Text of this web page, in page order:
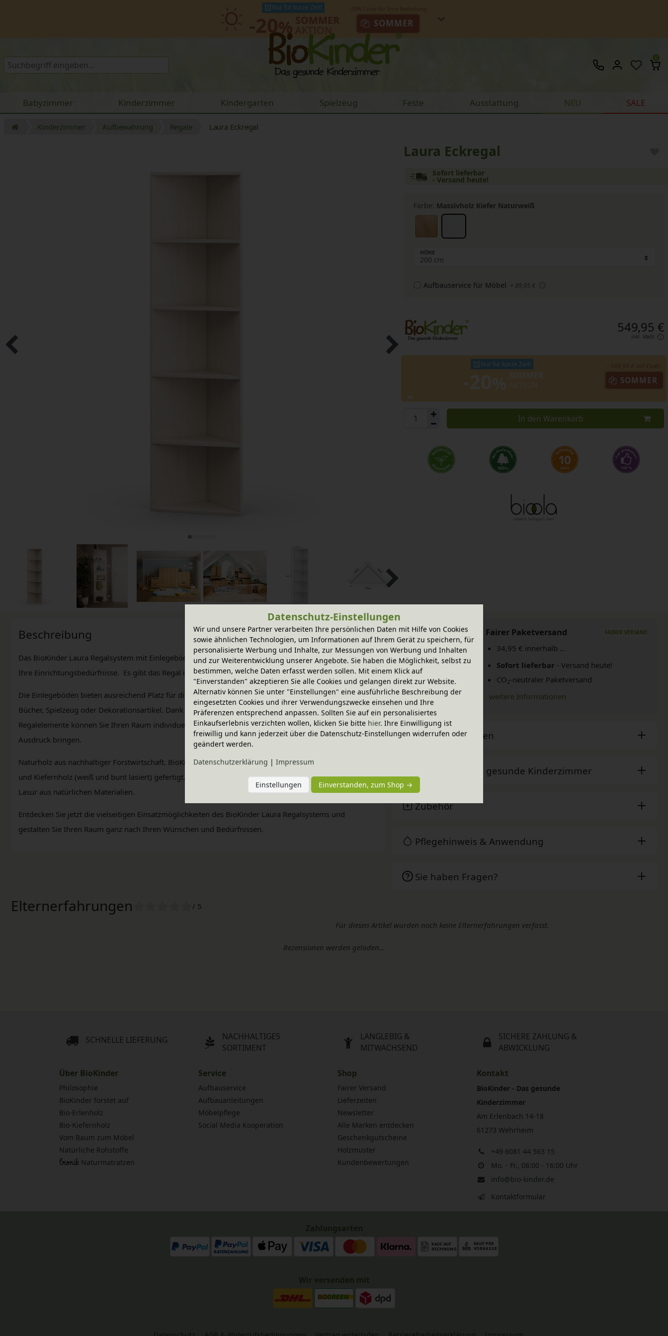
Nur für kurze Zeit!
-20% AKTION
SOMMER
0
Babyzimmer Kinderzimmer Kindergarten Spielzeug Feste Ausstattung NEU SALE
Kinderzimmer Aufbewahrung Regale Laura Eckregal
Laura Eckregal
Sofort lieferbar
- Versand heute!
Farbe: Massivholz Kiefer Naturweiß
HÖHE
Aufbauservice für Möbel + 89,95 €
549,95 €
inkl. MwSt.
Nur für kurze Zeit!
SOMMER
In den Warenkorb
Beschreibung
Das BioKinder Laura Regalsystem mit Einlegeböden bietet eine praktische und vielseitige Lösung für
Ihre Einrichtungsbedürfnisse. Es gibt das Regal in drei Höhen (120 cm, 160 cm und 200 cm).
Die Einlegeböden bieten ausreichend Platz für die Aufbewahrung verschiedener Gegenstände, sei es
Bücher, Spielzeug oder Dekorationsartikel. Dank der flexiblen Kombinationsmöglichkeiten der Laura
Regalelemente können Sie Ihren Raum individuell gestalten und Ihre persönlichen Vorlieben zum
Ausdruck bringen.
Naturholz aus nachhaltiger Forstwirtschaft. BioKinder Möbel werden aus massivem Erlenholz (natur)
und Kiefernholz (weiß und bunt lasiert) gefertigt. Veredelt mit bioola® nature Öl bzw. bioola® colour
Lasur aus natürlichen Materialien.
Entdecken Sie jetzt die vielseitigen Einsatzmöglichkeiten des BioKinder Laura Regalsystems und
gestalten Sie Ihren Raum ganz nach Ihren Wünschen und Bedürfnissen.
Fairer Paketversand
34,95 € innerhalb ...
Sofort lieferbar - Versand heute!
CO2-neutraler Paketversand
weitere Informationen
Technische Daten
BioKinder - Das gesunde Kinderzimmer
Zubehör
Pflegehinweis & Anwendung
Sie haben Fragen?
Elternerfahrungen
/ 5
Für diesen Artikel wurden noch keine Elternerfahrungen verfasst.
Rezensionen werden geladen...
SCHNELLE LIEFERUNG
NACHHALTIGES
SORTIMENT
LANGLEBIG &
MITWACHSEND
SICHERE ZAHLUNG &
ABWICKLUNG
Über BioKinder
Philosophie
BioKinder forstet auf
Bio-Erlenholz
Bio-Kiefernholz
Vom Baum zum Möbel
Natürliche Rohstoffe
bionik Naturmatratzen
Service
Aufbauservice
Aufbauanleitungen
Möbelpflege
Social Media Kooperation
Shop
Fairer Versand
Lieferzeiten
Newsletter
Alle Marken entdecken
Geschenkgutscheine
Holzmuster
Kundenbewertungen
Kontakt
BioKinder - Das gesunde
Kinderzimmer
Am Erlenbach 14-18
61273 Wehrheim
+49 6081 44 563 15
Mo. - Fr., 08:00 - 16:00 Uhr
info@bio-kinder.de
Kontaktformular
Zahlungsarten
Wir versenden mit
Datenschutz-Einstellungen
Wir und unsere Partner verarbeiten Ihre persönlichen Daten mit Hilfe von Cookies
sowie ähnlichen Technologien, um Informationen auf Ihrem Gerät zu speichern, für
personalisierte Werbung und Inhalte, zur Messungen von Werbung und Inhalten
und zur Weiterentwicklung unserer Angebote. Sie haben die Möglichkeit, selbst zu
bestimmen, welche Daten erfasst werden sollen. Mit einem Klick auf
"Einverstanden" akzeptieren Sie alle Cookies und gelangen direkt zur Website.
Alternativ können Sie unter "Einstellungen" eine ausführliche Beschreibung der
eingesetzten Cookies und ihrer Verwendungszwecke einsehen und Ihre
Präferenzen entsprechend anpassen. Sollten Sie auf ein personalisiertes
Einkaufserlebnis verzichten wollen, klicken Sie bitte hier. Ihre Einwilligung ist
freiwillig und kann jederzeit über die Datenschutz-Einstellungen widerrufen oder
geändert werden.
Daten­schutz­erklärung | Impressum
Einstellungen Einverstanden, zum Shop →